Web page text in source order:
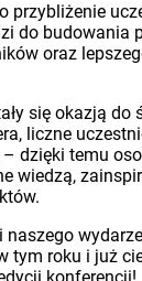
przybliżenie
do budowania
oraz
się okazją do
liczne
dzięki temu
wiedzą,
tym roku i już